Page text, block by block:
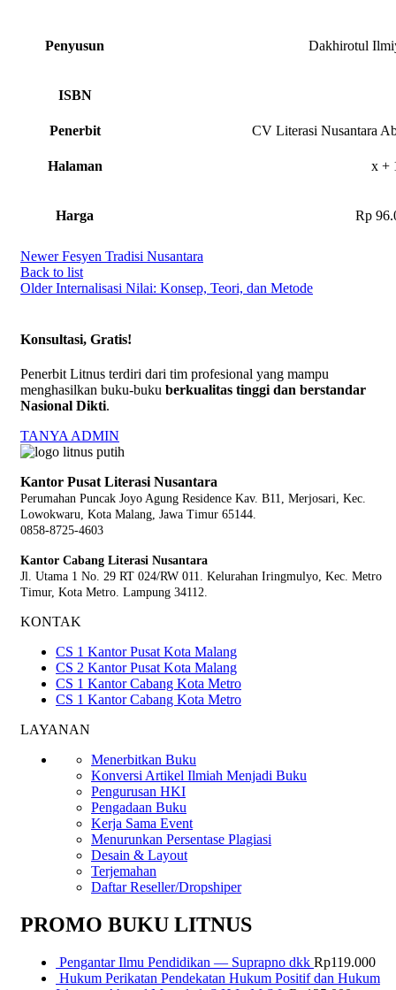
Penyusun Dakhirotul
ISBN
Penerbit CV Literasi Nusantara
Halaman x +
Harga Rp
Newer Fesyen Tradisi Nusantara
Back to list
Older Internalisasi Nilai: Konsep, Teori, dan Metode
Konsultasi, Gratis!
Penerbit Litnus terdiri dari tim profesional yang mampu
menghasilkan buku-buku berkualitas tinggi dan berstandar
Nasional Dikti.
TANYA ADMIN
Kantor Pusat Literasi Nusantara
Perumahan Puncak Joyo Agung Residence Kav. B11, Merjosari, Kec.
Lowokwaru, Kota Malang, Jawa Timur 65144.
0858-8725-4603
Kantor Cabang Literasi Nusantara
Jl. Utama 1 No. 29 RT 024/RW 011. Kelurahan Iringmulyo, Kec. Metro
Timur, Kota Metro. Lampung 34112.
KONTAK
CS 1 Kantor Pusat Kota Malang
CS 2 Kantor Pusat Kota Malang
CS 1 Kantor Cabang Kota Metro
CS 1 Kantor Cabang Kota Metro
LAYANAN
Menerbitkan Buku
Konversi Artikel Ilmiah Menjadi Buku
Pengurusan HKI
Pengadaan Buku
Kerja Sama Event
Menurunkan Persentase Plagiasi
Desain & Layout
Terjemahan
Daftar Reseller/Dropshiper
PROMO BUKU LITNUS
Pengantar Ilmu Pendidikan — Suprapno dkk Rp119.000
Hukum Perikatan Pendekatan Hukum Positif dan Hukum